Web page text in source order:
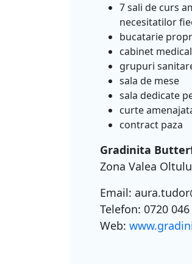
7 sali de curs
necesitatilor
bucatarie
cabinet medical
grupuri
sala de mese
sala dedicate
curte
contract paza
Gradinita
Zona Valea
Email:
Telefon: 0720
Web: